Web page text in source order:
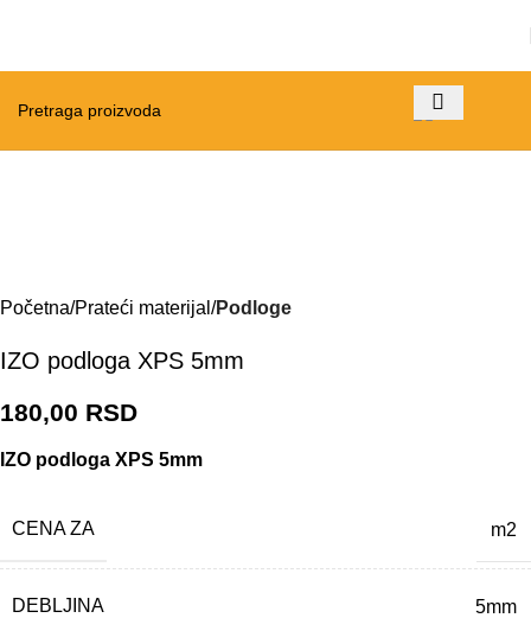
Početna Prateći materijal Podloge
IZO podloga XPS 5mm
180,00 RSD
IZO podloga XPS 5mm
CENA ZA m2
DEBLJINA 5mm